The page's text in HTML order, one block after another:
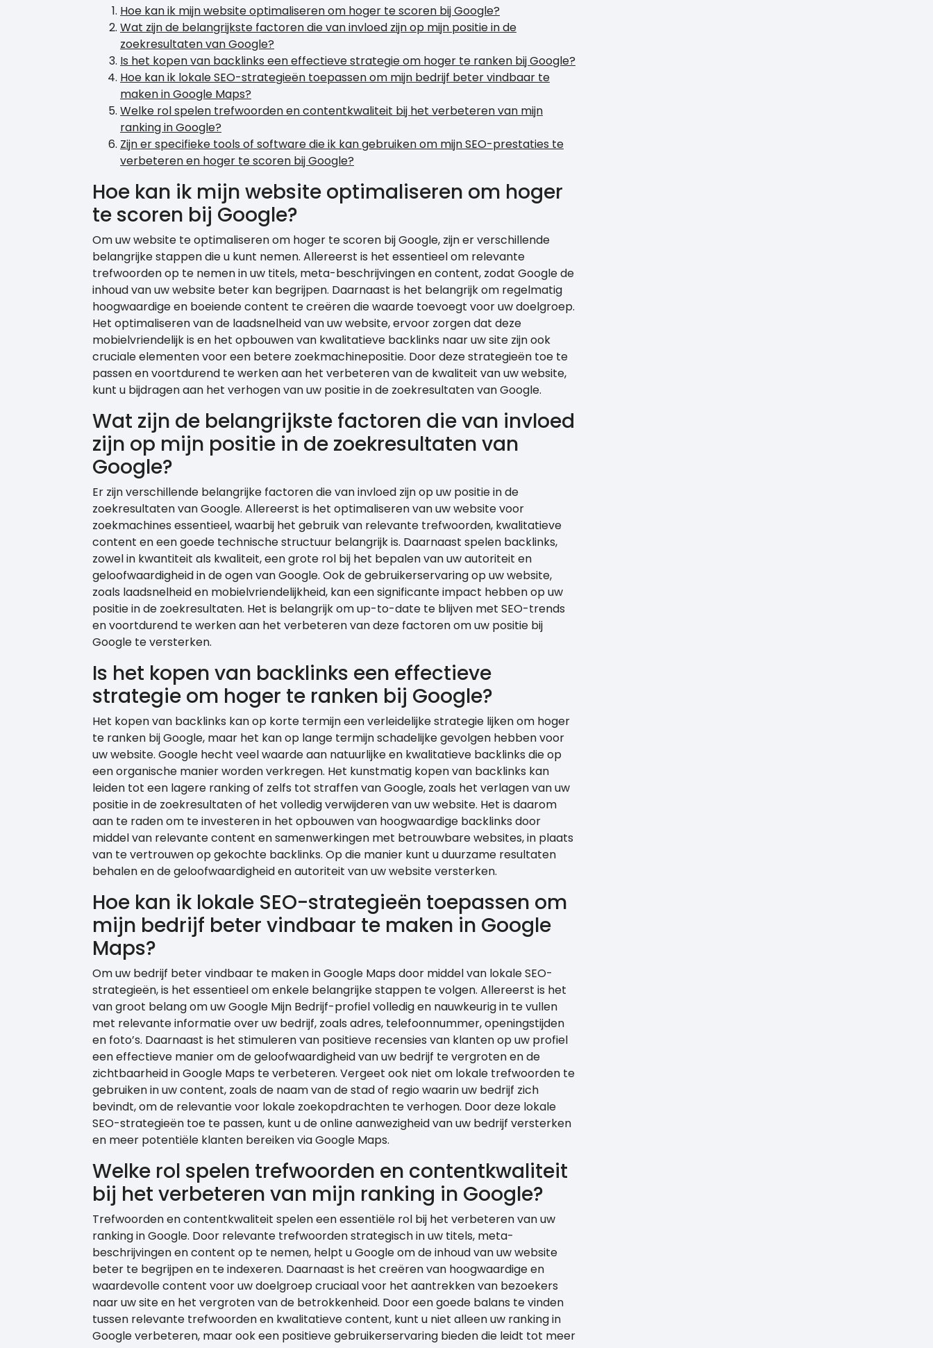
Hoe kan ik mijn website optimaliseren om hoger te scoren bij Google?
Wat zijn de belangrijkste factoren die van invloed zijn op mijn positie in de
zoekresultaten van Google?
Is het kopen van backlinks een effectieve strategie om hoger te ranken bij Google?
Hoe kan ik lokale SEO-strategieën toepassen om mijn bedrijf beter vindbaar te
maken in Google Maps?
Welke rol spelen trefwoorden en contentkwaliteit bij het verbeteren van mijn
ranking in Google?
Zijn er specifieke tools of software die ik kan gebruiken om mijn SEO-prestaties te
verbeteren en hoger te scoren bij Google?
Hoe kan ik mijn website optimaliseren om hoger
te scoren bij Google?
Om uw website te optimaliseren om hoger te scoren bij Google, zijn er verschillende
belangrijke stappen die u kunt nemen. Allereerst is het essentieel om relevante
trefwoorden op te nemen in uw titels, meta-beschrijvingen en content, zodat Google de
inhoud van uw website beter kan begrijpen. Daarnaast is het belangrijk om regelmatig
hoogwaardige en boeiende content te creëren die waarde toevoegt voor uw doelgroep.
Het optimaliseren van de laadsnelheid van uw website, ervoor zorgen dat deze
mobielvriendelijk is en het opbouwen van kwalitatieve backlinks naar uw site zijn ook
cruciale elementen voor een betere zoekmachinepositie. Door deze strategieën toe te
passen en voortdurend te werken aan het verbeteren van de kwaliteit van uw website,
kunt u bijdragen aan het verhogen van uw positie in de zoekresultaten van Google.
Wat zijn de belangrijkste factoren die van invloed
zijn op mijn positie in de zoekresultaten van
Google?
Er zijn verschillende belangrijke factoren die van invloed zijn op uw positie in de
zoekresultaten van Google. Allereerst is het optimaliseren van uw website voor
zoekmachines essentieel, waarbij het gebruik van relevante trefwoorden, kwalitatieve
content en een goede technische structuur belangrijk is. Daarnaast spelen backlinks,
zowel in kwantiteit als kwaliteit, een grote rol bij het bepalen van uw autoriteit en
geloofwaardigheid in de ogen van Google. Ook de gebruikerservaring op uw website,
zoals laadsnelheid en mobielvriendelijkheid, kan een significante impact hebben op uw
positie in de zoekresultaten. Het is belangrijk om up-to-date te blijven met SEO-trends
en voortdurend te werken aan het verbeteren van deze factoren om uw positie bij
Google te versterken.
Is het kopen van backlinks een effectieve
strategie om hoger te ranken bij Google?
Het kopen van backlinks kan op korte termijn een verleidelijke strategie lijken om hoger
te ranken bij Google, maar het kan op lange termijn schadelijke gevolgen hebben voor
uw website. Google hecht veel waarde aan natuurlijke en kwalitatieve backlinks die op
een organische manier worden verkregen. Het kunstmatig kopen van backlinks kan
leiden tot een lagere ranking of zelfs tot straffen van Google, zoals het verlagen van uw
positie in de zoekresultaten of het volledig verwijderen van uw website. Het is daarom
aan te raden om te investeren in het opbouwen van hoogwaardige backlinks door
middel van relevante content en samenwerkingen met betrouwbare websites, in plaats
van te vertrouwen op gekochte backlinks. Op die manier kunt u duurzame resultaten
behalen en de geloofwaardigheid en autoriteit van uw website versterken.
Hoe kan ik lokale SEO-strategieën toepassen om
mijn bedrijf beter vindbaar te maken in Google
Maps?
Om uw bedrijf beter vindbaar te maken in Google Maps door middel van lokale SEO-
strategieën, is het essentieel om enkele belangrijke stappen te volgen. Allereerst is het
van groot belang om uw Google Mijn Bedrijf-profiel volledig en nauwkeurig in te vullen
met relevante informatie over uw bedrijf, zoals adres, telefoonnummer, openingstijden
en foto’s. Daarnaast is het stimuleren van positieve recensies van klanten op uw profiel
een effectieve manier om de geloofwaardigheid van uw bedrijf te vergroten en de
zichtbaarheid in Google Maps te verbeteren. Vergeet ook niet om lokale trefwoorden te
gebruiken in uw content, zoals de naam van de stad of regio waarin uw bedrijf zich
bevindt, om de relevantie voor lokale zoekopdrachten te verhogen. Door deze lokale
SEO-strategieën toe te passen, kunt u de online aanwezigheid van uw bedrijf versterken
en meer potentiële klanten bereiken via Google Maps.
Welke rol spelen trefwoorden en contentkwaliteit
bij het verbeteren van mijn ranking in Google?
Trefwoorden en contentkwaliteit spelen een essentiële rol bij het verbeteren van uw
ranking in Google. Door relevante trefwoorden strategisch in uw titels, meta-
beschrijvingen en content op te nemen, helpt u Google om de inhoud van uw website
beter te begrijpen en te indexeren. Daarnaast is het creëren van hoogwaardige en
waardevolle content voor uw doelgroep cruciaal voor het aantrekken van bezoekers
naar uw site en het vergroten van de betrokkenheid. Door een goede balans te vinden
tussen relevante trefwoorden en kwalitatieve content, kunt u niet alleen uw ranking in
Google verbeteren, maar ook een positieve gebruikerservaring bieden die leidt tot meer